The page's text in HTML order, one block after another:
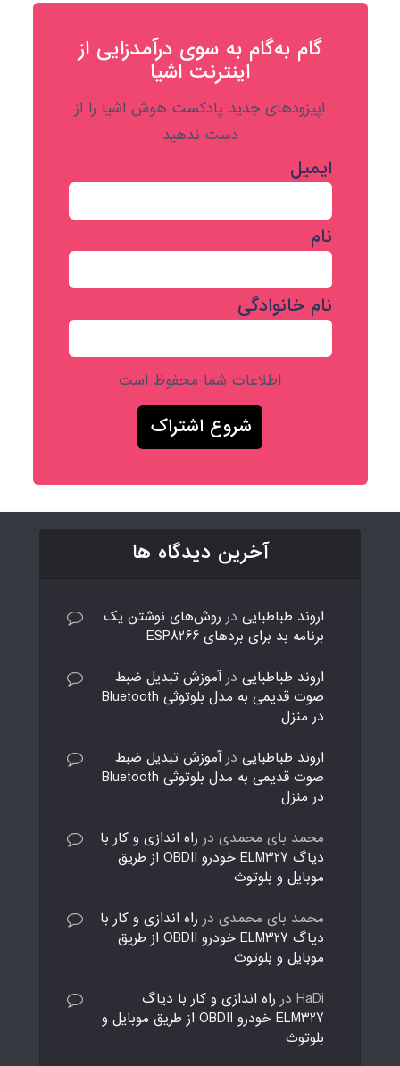
گام به‌گام به‌ سوی درآمدزایی از
اینترنت اشیا
اپیزودهای جدید پادکست هوش اشیا را از
دست ندهید
ایمیل
نام
نام خانوادگی
اطلاعات شما محفوظ است
آخرین دیدگاه ها
اروند طباطبایی در روش‌های نوشتن یک
برنامه بد برای بردهای ESP8266
اروند طباطبایی در آموزش تبدیل ضبط
صوت قدیمی به مدل بلوتوثی Bluetooth
در منزل
اروند طباطبایی در آموزش تبدیل ضبط
صوت قدیمی به مدل بلوتوثی Bluetooth
در منزل
محمد بای محمدی در راه اندازی و کار با
دیاگ ELM327 خودرو OBDII از طریق
موبایل و بلوتوث
محمد بای محمدی در راه اندازی و کار با
دیاگ ELM327 خودرو OBDII از طریق
موبایل و بلوتوث
HaDi در راه اندازی و کار با دیاگ
ELM327 خودرو OBDII از طریق موبایل و
بلوتوث